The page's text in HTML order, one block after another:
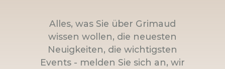
Alles, was Sie über Grimaud
wissen wollen, die neuesten
Neuigkeiten, die wichtigsten
Events - melden Sie sich an, wir